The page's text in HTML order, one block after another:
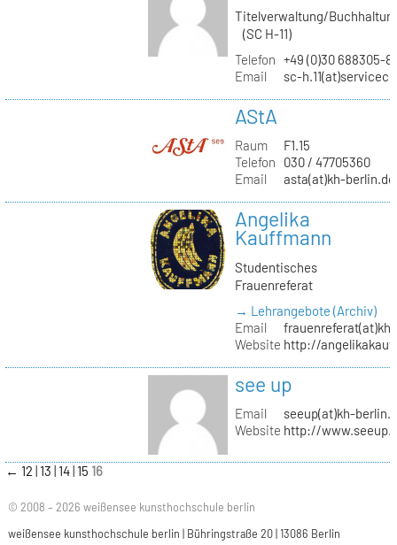
Titelverwaltung/
(SC H-11)
Telefon +49 (0)30 688305-
Email
sc-
AStA
Raum
F1.15
Telefon
030 / 47705360
Email
asta(at)kh-berlin.de
Angelika
Kauffmann
Studentisches
Frauenreferat
→ Lehrangebote (Archiv)
Email
Website http://
see up
Email
seeup(at)kh-
Website http://
← 12 13 14 15 16
© 2008 – 2026 weißensee kunsthochschule berlin
weißensee kunsthochschule berlin | Bühringstraße 20 | 13086 Berlin